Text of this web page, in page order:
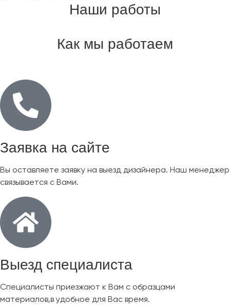
Наши работы
Как мы работаем
Заявка на сайте
Вы оставляете заявку на выезд дизайнера. Наш менеджер
связывается с Вами.
Выезд специалиста
Специалисты приезжают к Вам с образцами
материалов,в удобное для Вас время.